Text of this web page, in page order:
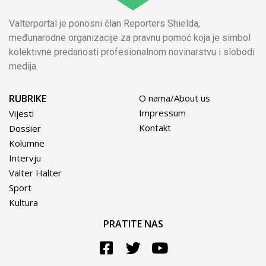
Valterportal je ponosni član Reporters Shielda,
međunarodne organizacije za pravnu pomoć koja je simbol
kolektivne predanosti profesionalnom novinarstvu i slobodi
medija.
RUBRIKE
Vijesti
Dossier
Kolumne
Intervju
Valter Halter
Sport
Kultura
O nama/About us
Impressum
Kontakt
PRATITE NAS